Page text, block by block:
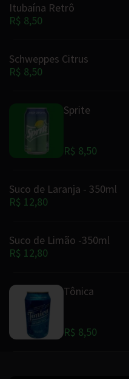
Itubaína Retrô
R$ 8,50
Schweppes Citrus
R$ 8,50
Sprite
R$ 8,50
Suco de Laranja - 350ml
R$ 12,80
Suco de Limão -350ml
R$ 12,80
Tônica
R$ 8,50